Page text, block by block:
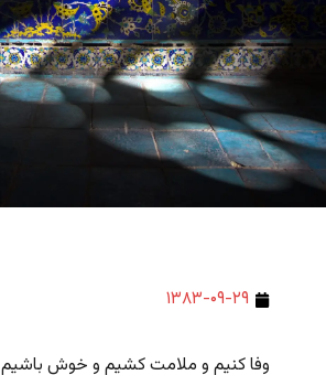
۱۳۸۳-۰۹-۲۹
وفا کنیم و ملامت کشیم و خوش باشیم